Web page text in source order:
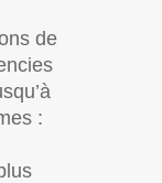
de
: